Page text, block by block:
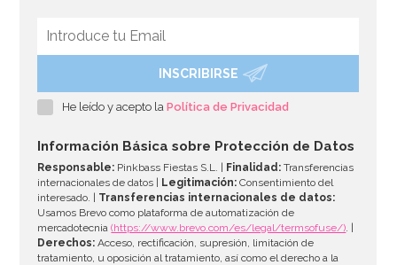
INSCRIBIRSE
He leído y acepto laPolítica de Privacidad
Información Básica sobre Protección de Datos
Responsable: Pinkbass Fiestas S.L. | Finalidad: Transferencias
internacionales de datos |
Legitimación: Consentimiento del
interesado. | Transferencias internacionales de datos:
Usamos Brevo como plataforma de automatización de
mercadotecnia(https://www.brevo.com/es/legal/termsofuse/). |
Derechos: Acceso, rectificación, supresión, limitación de
tratamiento, u oposición al tratamiento, así como el derecho a la